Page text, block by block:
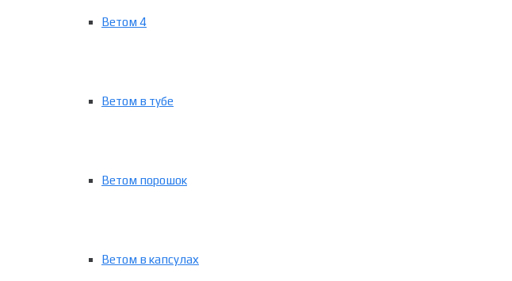
Ветом 4
Ветом в тубе
Ветом порошок
Ветом в капсулах